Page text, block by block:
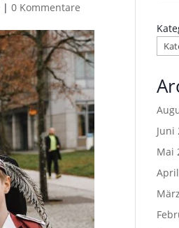
|0 Kommentare
Juni
Mai